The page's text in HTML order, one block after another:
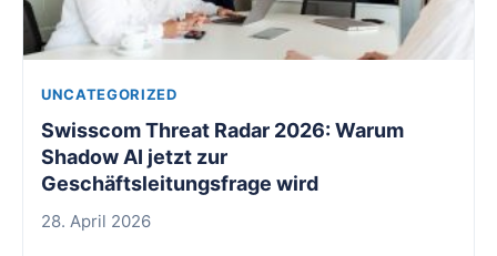
UNCATEGORIZED
Swisscom Threat Radar 2026: Warum
Shadow AI jetzt zur
Geschäftsleitungsfrage wird
28. April 2026